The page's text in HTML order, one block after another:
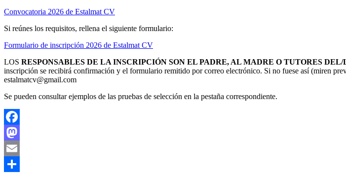
Convocatoria 2026 de Estalmat CV
Si reúnes los requisitos, rellena el siguiente formulario:
Formulario de inscripción 2026 de Estalmat CV
LOS RESPONSABLES DE LA INSCRIPCIÓN SON EL PADRE, AL MADRE O TUTORES
inscripción se recibirá confirmación y el formulario remitido por correo electrónico. Si no fuese así (miren
estalmatcv@gmail.com
Se pueden consultar ejemplos de las pruebas de selección en la pestaña correspondiente.
Facebook
Mastodon
Email